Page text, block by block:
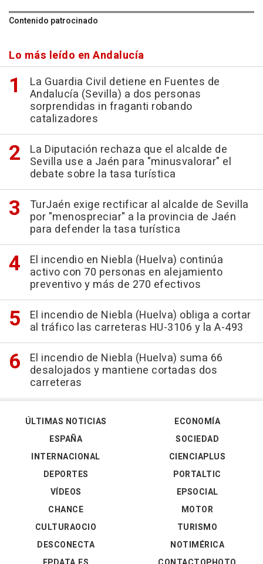
Contenido patrocinado
Lo más leído en Andalucía
La Guardia Civil detiene en Fuentes de
Andalucía (Sevilla) a dos personas
sorprendidas in fraganti robando
catalizadores
La Diputación rechaza que el alcalde de
Sevilla use a Jaén para "minusvalorar" el
debate sobre la tasa turística
TurJaén exige rectificar al alcalde de Sevilla
por "menospreciar" a la provincia de Jaén
para defender la tasa turística
El incendio en Niebla (Huelva) continúa
activo con 70 personas en alejamiento
preventivo y más de 270 efectivos
El incendio de Niebla (Huelva) obliga a cortar
al tráfico las carreteras HU-3106 y la A-493
El incendio de Niebla (Huelva) suma 66
desalojados y mantiene cortadas dos
carreteras
ÚLTIMAS NOTICIAS
ESPAÑA
INTERNACIONAL
DEPORTES
VÍDEOS
ECONOMÍA
SOCIEDAD
CIENCIAPLUS
PORTALTIC
EPSOCIAL
CHANCE
CULTURAOCIO
DESCONECTA
MOTOR
TURISMO
NOTIMÉRICA